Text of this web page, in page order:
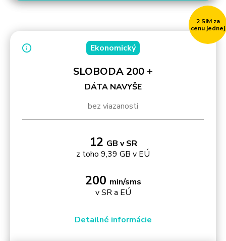
2 SIM za
cenu jednej
Ekonomický
SLOBODA 200 +
DÁTA NAVYŠE
bez viazanosti
12 GB v SR
z toho 9,39 GB v EÚ
200 min/sms
v SR a EÚ
Detailné informácie